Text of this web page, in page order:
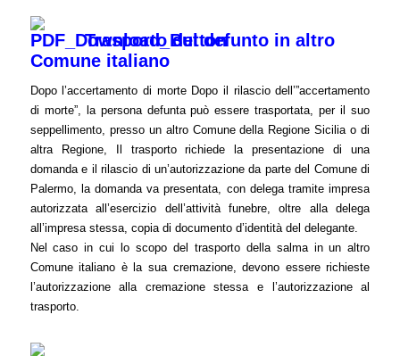
Trasporto del defunto in altro
Comune italiano
Dopo l’accertamento di morte Dopo il rilascio dell’”accertamento
di morte”, la persona defunta può essere trasportata, per il suo
seppellimento, presso un altro Comune della Regione Sicilia o di
altra Regione, Il trasporto richiede la presentazione di una
domanda e il rilascio di un’autorizzazione da parte del Comune di
Palermo, la domanda va presentata, con delega tramite impresa
autorizzata all’esercizio dell’attività funebre, oltre alla delega
all’impresa stessa, copia di documento d’identità del delegante.
Nel caso in cui lo scopo del trasporto della salma in un altro
Comune italiano è la sua cremazione, devono essere richieste
l’autorizzazione alla cremazione stessa e l’autorizzazione al
trasporto.